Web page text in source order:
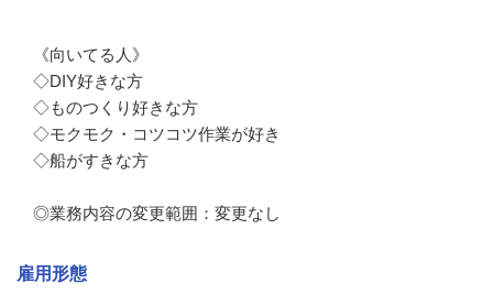
《向いてる人》
◇DIY好きな方
◇ものつくり好きな方
◇モクモク・コツコツ作業が好き
◇船がすきな方
◎業務内容の変更範囲：変更なし
雇用形態